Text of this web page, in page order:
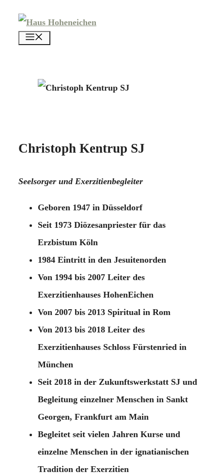
Zum
Inhalt
springen
Christoph Kentrup SJ
Seelsorger und Exerzitienbegleiter
Geboren 1947 in Düsseldorf
Seit 1973 Diözesanpriester für das
Erzbistum Köln
1984 Eintritt in den Jesuitenorden
Von 1994 bis 2007 Leiter des
Exerzitienhauses HohenEichen
Von 2007 bis 2013 Spiritual in Rom
Von 2013 bis 2018 Leiter des
Exerzitienhauses Schloss Fürstenried in
München
Seit 2018 in der Zukunftswerkstatt SJ und
Begleitung einzelner Menschen in Sankt
Georgen, Frankfurt am Main
Begleitet seit vielen Jahren Kurse und
einzelne Menschen in der ignatianischen
Tradition der Exerzitien